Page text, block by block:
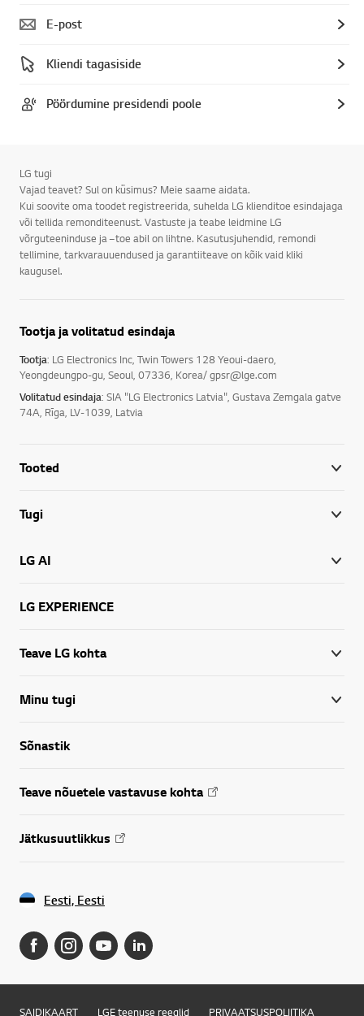
E-post
Kliendi tagasiside
Pöördumine presidendi poole
LG tugi
Vajad teavet? Sul on küsimus? Meie saame aidata.
Kui soovite oma toodet registreerida, suhelda LG klienditoe esindajaga
või tellida remonditeenust. Vastuste ja teabe leidmine LG
võrguteeninduse ja –toe abil on lihtne. Kasutusjuhendid, remondi
tellimine, tarkvarauuendused ja garantiiteave on kõik vaid kliki
kaugusel.
Tootja ja volitatud esindaja
Tootja: LG Electronics Inc, Twin Towers 128 Yeoui-daero,
Yeongdeungpo-gu, Seoul, 07336, Korea/ gpsr@lge.com
Volitatud esindaja: SIA "LG Electronics Latvia", Gustava Zemgala gatve
74A, Rīga, LV-1039, Latvia
Tooted
Tugi
LG AI
LG EXPERIENCE
Teave LG kohta
Minu tugi
Sõnastik
Teave nõuetele vastavuse kohta
Jätkusuutlikkus
Eesti, Eesti
SAIDIKAART LGE teenuse reeglid PRIVAATSUSPOLIITIKA